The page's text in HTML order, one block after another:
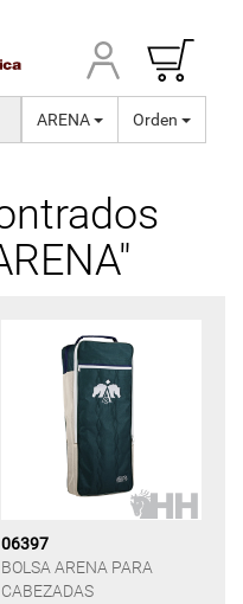
ARENA Orden
06397
BOLSA ARENA PARA
CABEZADAS